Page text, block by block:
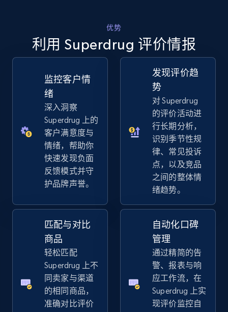
TikTok Shop - discover records by shop url
URL, Title, Available, Description, Currency, Initial
price, Final price, Discount percent, and more.
5.4K+ 667+ 立即开始
Amazon sellers info
Seller id, URL, Seller name, Description, Detailed
info, Stars, Feedbacks, Return policy, and more.
2.5K+ 立即开始
eBay
URL, Product id, Title, Seller name, Seller rating,
优势
利用 Superdrug 评价情报
监控客户情
绪
深入洞察
Superdrug 上的
客户满意度与
情绪，帮助你
快速发现负面
反馈模式并守
护品牌声誉。
发现评价趋
势
对 Superdrug
的评价活动进
行长期分析，
识别季节性规
律、常见投诉
点，以及竞品
之间的整体情
绪趋势。
匹配与对比
商品
轻松匹配
Superdrug 上不
同卖家与渠道
的相同商品，
准确对比评价
自动化口碑
管理
通过精简的告
警、报表与响
应工作流，在
Superdrug 上实
现评价监控自